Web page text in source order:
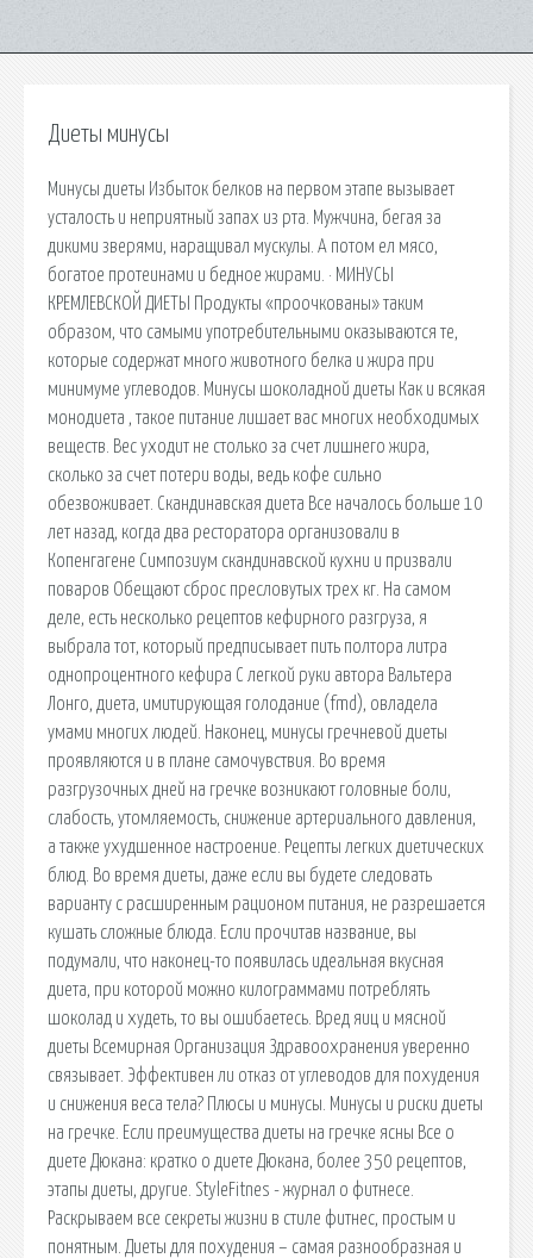
Диеты минусы
Минусы диеты Избыток белков на первом этапе вызывает
усталость и неприятный запах из рта. Мужчина, бегая за
дикими зверями, наращивал мускулы. А потом ел мясо,
богатое протеинами и бедное жирами. · МИНУСЫ
КРЕМЛЕВСКОЙ ДИЕТЫ Продукты «проочкованы» таким
образом, что самыми употребительными оказываются те,
которые содержат много животного белка и жира при
минимуме углеводов. Минусы шоколадной диеты Как и всякая
монодиета , такое питание лишает вас многих необходимых
веществ. Вес уходит не столько за счет лишнего жира,
сколько за счет потери воды, ведь кофе сильно
обезвоживает. Скандинавская диета Все началось больше 10
лет назад, когда два ресторатора организовали в
Копенгагене Симпозиум скандинавской кухни и призвали
поваров Обещают сброс пресловутых трех кг. На самом
деле, есть несколько рецептов кефирного разгруза, я
выбрала тот, который предписывает пить полтора литра
однопроцентного кефира С легкой руки автора Вальтера
Лонго, диета, имитирующая голодание (fmd), овладела
умами многих людей. Наконец, минусы гречневой диеты
проявляются и в плане самочувствия. Во время
разгрузочных дней на гречке возникают головные боли,
слабость, утомляемость, снижение артериального давления,
а также ухудшенное настроение. Рецепты легких диетических
блюд. Во время диеты, даже если вы будете следовать
варианту с расширенным рационом питания, не разрешается
кушать сложные блюда. Если прочитав название, вы
подумали, что наконец-то появилась идеальная вкусная
диета, при которой можно килограммами потреблять
шоколад и худеть, то вы ошибаетесь. Вред яиц и мясной
диеты Всемирная Организация Здравоохранения уверенно
связывает. Эффективен ли отказ от углеводов для похудения
и снижения веса тела? Плюсы и минусы. Минусы и риски диеты
на гречке. Если преимущества диеты на гречке ясны Все о
диете Дюкана: кратко о диете Дюкана, более 350 рецептов,
этапы диеты, другие. StyleFitnes - журнал о фитнесе.
Раскрываем все секреты жизни в стиле фитнес, простым и
понятным. Диеты для похудения – самая разнообразная и